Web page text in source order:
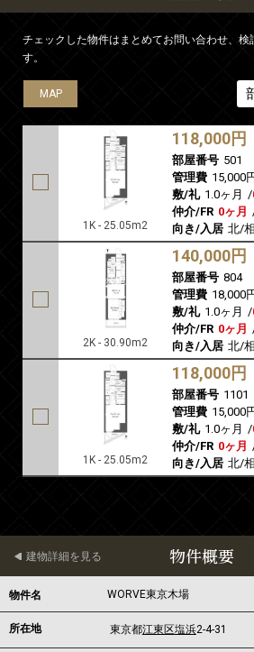
チェックした物件はまとめてお問い合わせ、検
す。
MAP
1K - 25.05m2
118,000円
部屋番号 501
管理費 15,000
敷/礼 1.0ヶ月 /
仲介/FR 0ヶ月
向き/入居 北/
MAP
2K - 30.90m2
140,000円
部屋番号 804
管理費 18,000
敷/礼 1.0ヶ月 /
仲介/FR 0ヶ月
向き/入居 北/
MAP
1K - 25.05m2
118,000円
部屋番号 1101
管理費 15,000
敷/礼 1.0ヶ月 /
仲介/FR 0ヶ月
向き/入居 北/
物件概要
建物詳細を見る
物件名 WORVE東京木場
所在地 東京都江東区塩浜2-4-31